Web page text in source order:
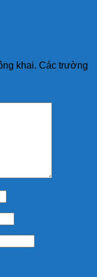
khai. Các trường